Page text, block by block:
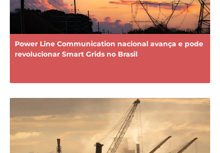
Power Line Communication nacional avança e pode
revolucionar Smart Grids no Brasil